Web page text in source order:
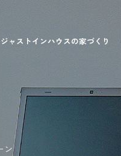
ジャストインハウスの家づくり
ン